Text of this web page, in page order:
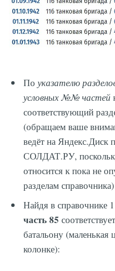
Поуказателю
условных №№ частей
соответствующий
(обращаем ваше
ведёт на Яндекс.Диск
СОЛДАТ.РУ,
относится к пока не
разделам справочника)
Найдя в справочнике
часть 85
батальону
колонке):